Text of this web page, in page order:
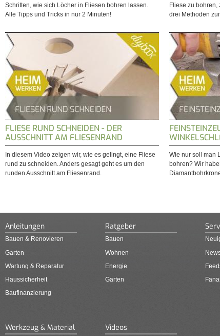
Schritten, wie sich Löcher in Fliesen bohren lassen.
Alle Tipps und Tricks in nur 2 Minuten!
Fliese zu bohren,
drei Methoden
FLIESE RUND SCHNEIDEN - DER
AUSSCHNITT AM FLIESENRAND
In diesem Video zeigen wir, wie es gelingt, eine Fliese
rund zu schneiden. Anders gesagt geht es um den
runden Ausschnitt am Fliesenrand.
Wie nur soll man
bohren? Wir
Anleitungen
Bauen & Renovieren
Garten
Wartung & Reparatur
Haussicherheit
Baufinanzierung
Ratgeber
Bauen
Wohnen
Energie
Garten
Werkzeug & Material Videos